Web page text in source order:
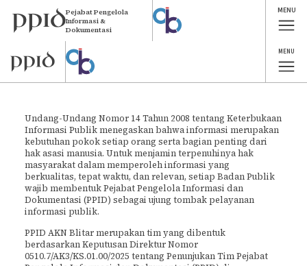
Pejabat Pengelola
Informasi &
Dokumentasi
MENU
MENU
Profil
Undang-Undang Nomor 14 Tahun 2008 tentang Keterbukaan
Informasi Publik menegaskan bahwa informasi merupakan
kebutuhan pokok setiap orang serta bagian penting dari
hak asasi manusia. Untuk menjamin terpenuhinya hak
masyarakat dalam memperoleh informasi yang
berkualitas, tepat waktu, dan relevan, setiap Badan Publik
wajib membentuk Pejabat Pengelola Informasi dan
Dokumentasi (PPID) sebagai ujung tombak pelayanan
informasi publik.
PPID AKN Blitar merupakan tim yang dibentuk
berdasarkan Keputusan Direktur Nomor
0510.7/AK3/KS.01.00/2025 tentang Penunjukan Tim Pejabat